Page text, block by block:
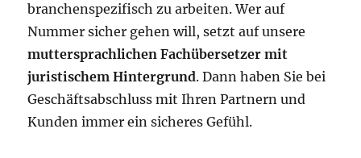
branchenspezifisch zu arbeiten. Wer auf
Nummer sicher gehen will, setzt auf unsere
muttersprachlichen Fachübersetzer mit
juristischem Hintergrund. Dann haben Sie bei
Geschäftsabschluss mit Ihren Partnern und
Kunden immer ein sicheres Gefühl.